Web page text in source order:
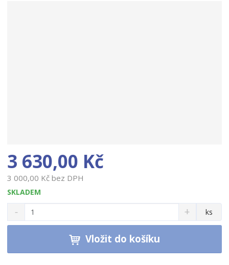
3 630,00 Kč
3 000,00 Kč bez DPH
SKLADEM
m
i
N
a
v
S
n
í
ks
Vložit do košíku